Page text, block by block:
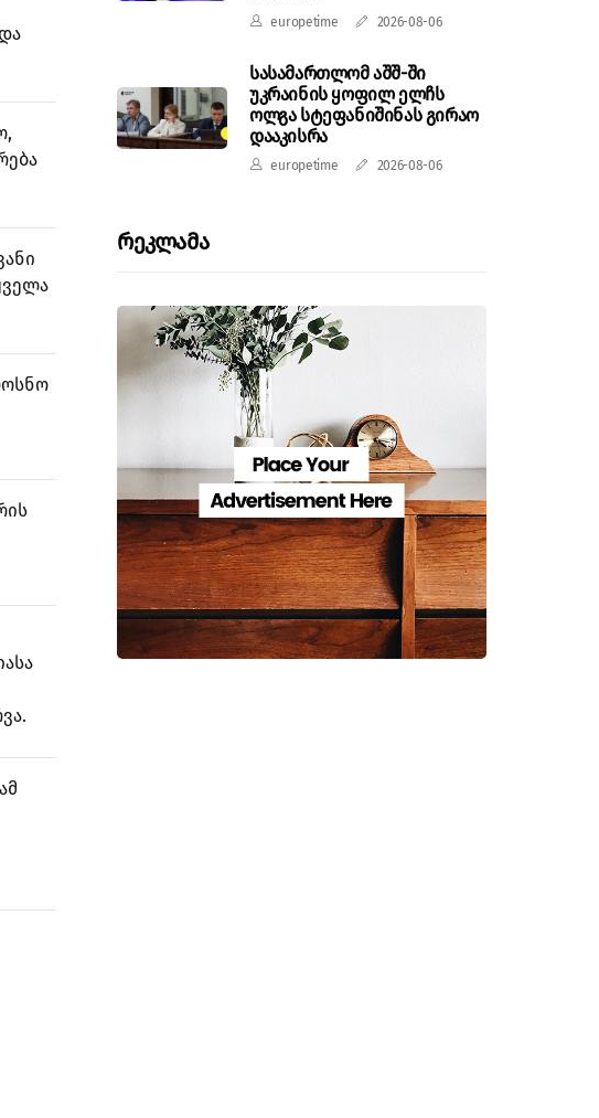
europetime 2026-08-06
სასამართლომ აშშ-ში
უკრაინის ყოფილ ელჩს
ოლგა სტეფანიშინას გირაო
დააკისრა
europetime 2026-08-06
Რეკლამა